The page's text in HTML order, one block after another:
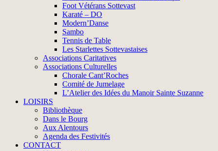
Foot Vétérans Sottevast
Karaté – DO
Modern’Danse
Sambo
Tennis de Table
Les Starlettes Sottevastaises
Associations Caritatives
Associations Culturelles
Chorale Cant’Roches
Comité de Jumelage
L’Atelier des Idées du Manoir Sainte Suzanne
LOISIRS
Bibliothèque
Dans le Bourg
Aux Alentours
Agenda des Festivités
CONTACT